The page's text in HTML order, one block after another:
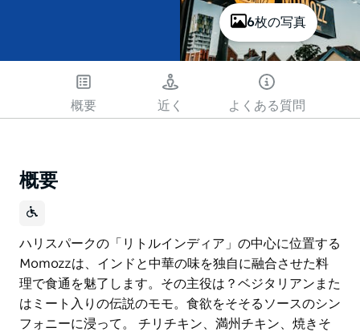
6枚の写真
概要 近く よくある質問
概要
ハリスパークの「リトルインディア」の中心に位置する
Momozzは、インドと中華の味を独自に融合させた料
理で食通を魅了します。その主役は？ベジタリアンまた
はミート入りの伝説のモモ。食欲をそそるソースのシン
フォニーに浸って。 チリチキン、満州チキン、焼きそ